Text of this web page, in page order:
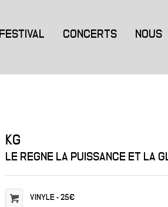
FESTIVAL CONCERTS NOUS
KG
LE REGNE LA PUISSANCE ET LA
VINYLE - 25€